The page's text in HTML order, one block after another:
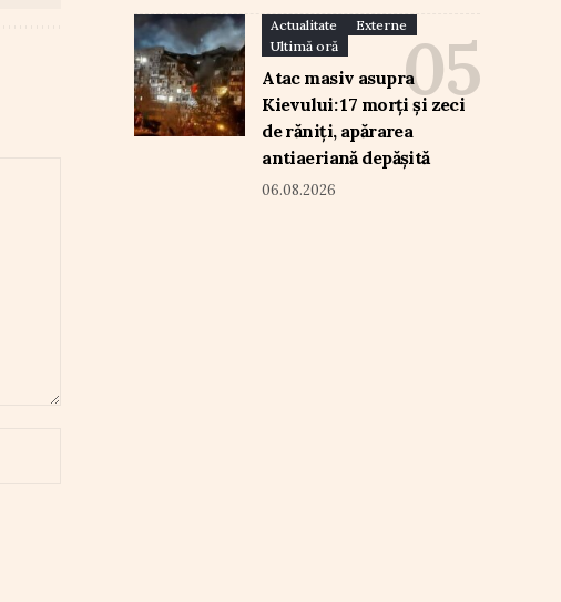
Actualitate
Externe
Ultimă oră
Atac masiv asupra
Kievului: 17 morți și zeci
de răniți, apărarea
antiaeriană depășită
06.08.2026